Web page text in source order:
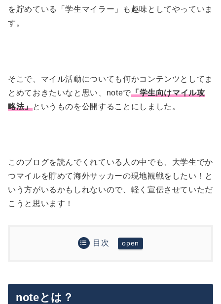
を貯めている「学生マイラー」も趣味としてやっていま
す。
そこで、マイル活動についても何かコンテンツとしてま
とめておきたいなと思い、noteで「学生向けマイル攻
略法」というものを公開することにしました。
このブログを読んでくれている人の中でも、大学生でか
つマイルを貯めて海外サッカーの現地観戦をしたい！と
いう方がいるかもしれないので、軽く宣伝させていただ
こうと思います！
目次
noteとは？